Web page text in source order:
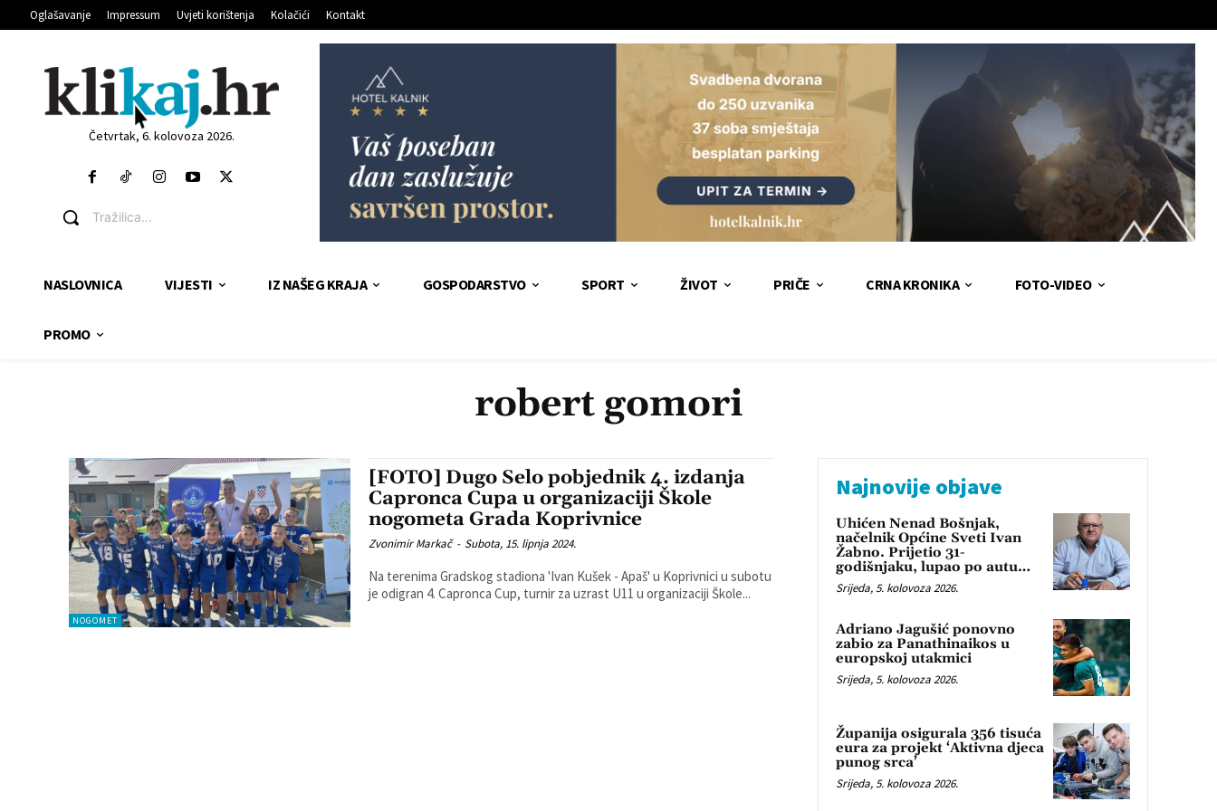
Oglašavanje Impressum Uvjeti korištenja Kolačići Kontakt
Četvrtak, 6. kolovoza 2026.
Tražilica...
NASLOVNICA VIJESTI IZ NAŠEG KRAJA GOSPODARSTVO SPORT ŽIVOT PRIČE CRNA KRONIKA FOTO-VIDEO
PROMO
robert gomori
NOGOMET
[FOTO] Dugo Selo pobjednik 4. izdanja
Capronca Cupa u organizaciji Škole
nogometa Grada Koprivnice
Zvonimir Markač - Subota, 15. lipnja 2024.
Na terenima Gradskog stadiona 'Ivan Kušek - Apaš' u Koprivnici u subotu
je odigran 4. Capronca Cup, turnir za uzrast U11 u organizaciji Škole...
Najnovije objave
Uhićen Nenad Bošnjak,
načelnik Općine Sveti Ivan
Žabno. Prijetio 31-
godišnjaku, lupao po autu…
Srijeda, 5. kolovoza 2026.
Adriano Jagušić ponovno
zabio za Panathinaikos u
europskoj utakmici
Srijeda, 5. kolovoza 2026.
Županija osigurala 356 tisuća
eura za projekt ‘Aktivna djeca
punog srca’
Srijeda, 5. kolovoza 2026.